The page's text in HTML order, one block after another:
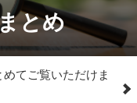
とめ
てご覧いただけま